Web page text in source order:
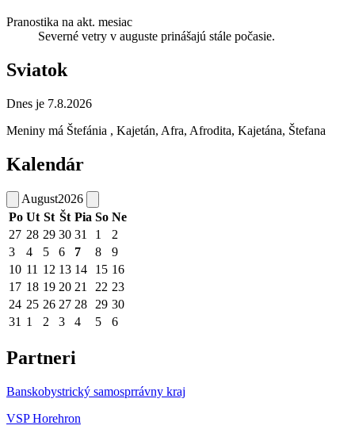
Pranostika na akt. mesiac
Severné vetry v auguste prinášajú stále počasie.
Sviatok
Dnes je 7.8.2026
Meniny má Štefánia , Kajetán, Afra, Afrodita, Kajetána, Štefana
Kalendár
August2026
Po Ut St Št Pia So Ne
27 28 29 30 31 1
2
3
4 5 6 7 8
9
10 11 12 13 14 15 16
17 18 19 20 21 22 23
24 25 26 27 28 29 30
31 1 2 3 4 5 6
Partneri
Banskobystrický samosprrávny kraj
VSP Horehron